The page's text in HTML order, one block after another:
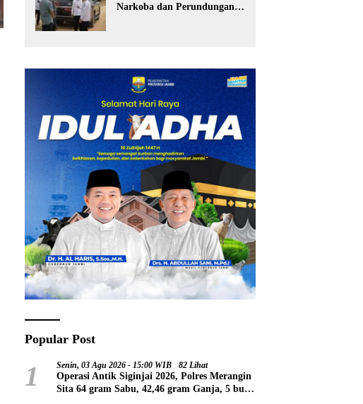
Narkoba dan Perundungan,
Popular Post
1 Senin, 03 Agu 2026 - 15:00 WIB 82 Lihat
Operasi Antik Siginjai 2026, Polres Merangin
Sita 64 gram Sabu, 42,46 gram Ganja, 5 butir